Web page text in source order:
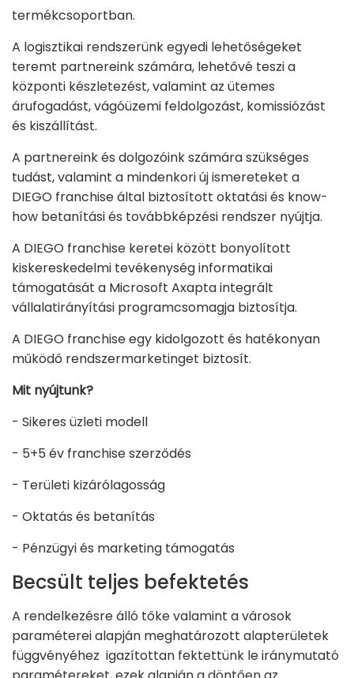
termékcsoportban.
A logisztikai rendszerünk egyedi lehetőségeket
teremt partnereink számára, lehetővé teszi a
központi készletezést, valamint az ütemes
árufogadást, vágóüzemi feldolgozást, komissiózást
és kiszállítást.
A partnereink és dolgozóink számára szükséges
tudást, valamint a mindenkori új ismereteket a
DIEGO franchise által biztosított oktatási és know-
how betanítási és továbbképzési rendszer nyújtja.
A DIEGO franchise keretei között bonyolított
kiskereskedelmi tevékenység informatikai
támogatását a Microsoft Axapta integrált
vállalatirányítási programcsomagja biztosítja.
A DIEGO franchise egy kidolgozott és hatékonyan
működő rendszermarketinget biztosít.
Mit nyújtunk?
- Sikeres üzleti modell
- 5+5 év franchise szerződés
- Területi kizárólagosság
- Oktatás és betanítás
- Pénzügyi és marketing támogatás
Becsült teljes befektetés
A rendelkezésre álló tőke valamint a városok
paraméterei alapján meghatározott alapterületek
függvényéhez igazítottan fektettünk le iránymutató